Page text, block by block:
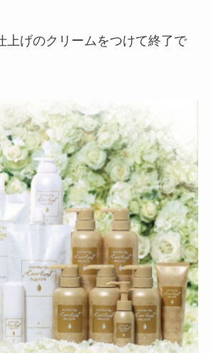
げのクリームをつけて終了で